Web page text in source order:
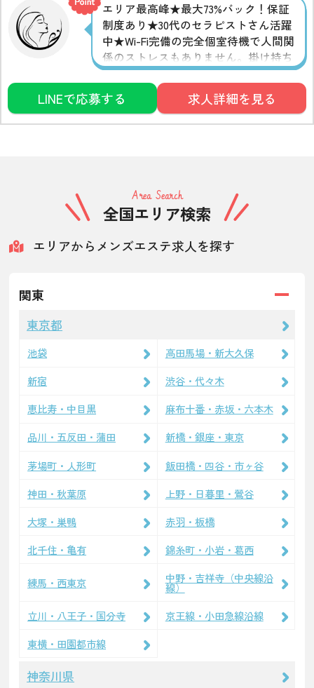
エリア最高峰★最大73%バック！保証
制度あり★30代のセラピストさん活躍
中★Wi-Fi完備の完全個室待機で人間関
係のストレスもありません。掛け持ち
OK、シフトは自由ですのでお気軽にご
相談ください。店泊可能。
LINEで応募する 求人詳細を見る
Area Search
全国エリア検索
エリアからメンズエステ求人を探す
関東
東京都
池袋
高田馬場・新大久保
新宿
渋谷・代々木
恵比寿・中目黒
麻布十番・赤坂・六本木
品川・五反田・蒲田
新橋・銀座・東京
茅場町・人形町
飯田橋・四谷・市ヶ谷
神田・秋葉原
上野・日暮里・鶯谷
大塚・巣鴨
赤羽・板橋
北千住・亀有
錦糸町・小岩・葛西
練馬・西東京 中野・吉祥寺（中央線沿
線）
立川・八王子・国分寺
京王線・小田急線沿線
東横・田園都市線
神奈川県